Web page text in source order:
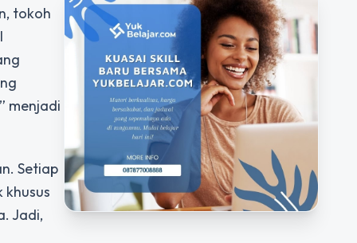
tokoh
menjadi
Setiap
Jadi,